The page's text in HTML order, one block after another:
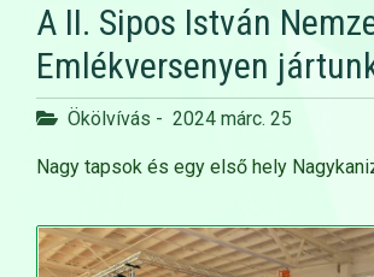
A II. Sipos István
Emlékversenyen
Ökölvívás - 2024 márc. 25
Nagy tapsok és egy első hely